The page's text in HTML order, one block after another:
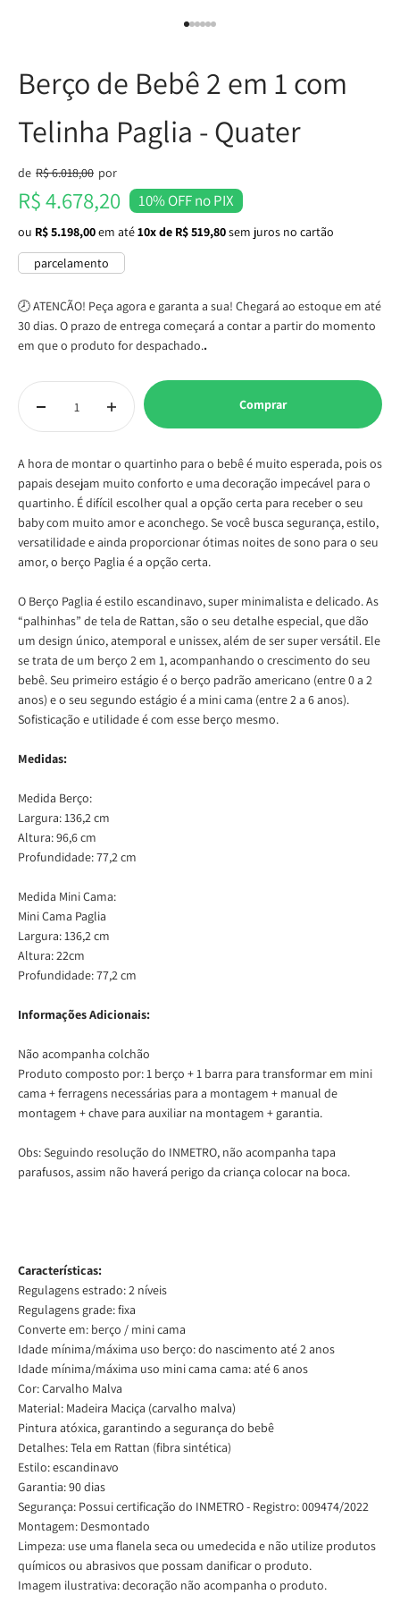
Berço de Bebê 2 em 1 com
Telinha Paglia - Quater
Preço normal
de R$ 6.018,00 por
Preço promocional
R$ 4.678,20 10% OFF no PIX
ou R$ 5.198,00em até10x de R$ 519,80sem juros no cartão
parcelamento
🕗 ATENÇÃO! Peça agora e garanta a sua! Chegará ao estoque em até
30 dias. O prazo de entrega começará a contar a partir do momento
em que o produto for despachado..
Comprar
A hora de montar o quartinho para o bebê é muito esperada, pois os
papais desejam muito conforto e uma decoração impecável para o
quartinho. É difícil escolher qual a opção certa para receber o seu
baby com muito amor e aconchego. Se você busca segurança, estilo,
versatilidade e ainda proporcionar ótimas noites de sono para o seu
amor, o berço Paglia é a opção certa.
O Berço Paglia é estilo escandinavo, super minimalista e delicado. As
“palhinhas” de tela de Rattan, são o seu detalhe especial, que dão
um design único, atemporal e unissex, além de ser super versátil. Ele
se trata de um berço 2 em 1, acompanhando o crescimento do seu
bebê. Seu primeiro estágio é o berço padrão americano (entre 0 a 2
anos) e o seu segundo estágio é a mini cama (entre 2 a 6 anos).
Sofisticação e utilidade é com esse berço mesmo.
Medidas:
Medida Berço:
Largura: 136,2 cm
Altura: 96,6 cm
Profundidade: 77,2 cm
Medida Mini Cama:
Mini Cama Paglia
Largura: 136,2 cm
Altura: 22cm
Profundidade: 77,2 cm
Informações Adicionais:
Não acompanha colchão
Produto composto por: 1 berço + 1 barra para transformar em mini
cama + ferragens necessárias para a montagem + manual de
montagem + chave para auxiliar na montagem + garantia.
Obs: Seguindo resolução do INMETRO, não acompanha tapa
parafusos, assim não haverá perigo da criança colocar na boca.
Características:
Regulagens estrado: 2 níveis
Regulagens grade: fixa
Converte em: berço / mini cama
Idade mínima/máxima uso berço: do nascimento até 2 anos
Idade mínima/máxima uso mini cama cama: até 6 anos
Cor: Carvalho Malva
Material: Madeira Maciça (carvalho malva)
Pintura atóxica, garantindo a segurança do bebê
Detalhes: Tela em Rattan (fibra sintética)
Estilo: escandinavo
Garantia: 90 dias
Segurança: Possui certificação do INMETRO - Registro: 009474/2022
Montagem: Desmontado
Limpeza: use uma flanela seca ou umedecida e não utilize produtos
químicos ou abrasivos que possam danificar o produto.
Imagem ilustrativa: decoração não acompanha o produto.